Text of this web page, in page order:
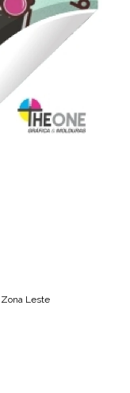
Zona Leste